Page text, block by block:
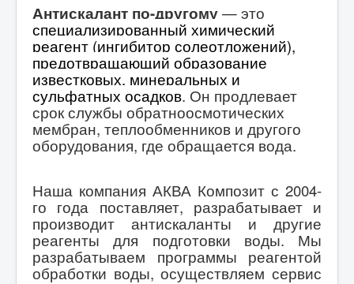
Антискалант по-другому— это
специализированный химический
реагент (ингибитор солеотложений),
предотвращающий образование
известковых, минеральных и
сульфатных осадков. Он продлевает
срок службы обратноосмотических
мембран, теплообменников и другого
оборудования, где обращается вода.
Наша компания АКВА Композит с 2004-
го года поставляет, разрабатывает и
производит антискаланты и другие
реагенты для подготовки воды. Мы
разрабатываем программы реагентой
обработки воды, осуществляем сервис